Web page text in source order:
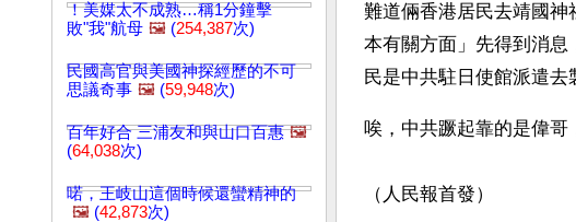
！美媒太不成熟…稱1分鐘擊
敗"我"航母 🖼️ (254,387次)
民國高官與美國神探經歷的不可
思議奇事 🖼️ (59,948次)
百年好合 三浦友和與山口百惠 🖼️
(64,038次)
喏，王岐山這個時候還蠻精神的
🖼️ (42,873次)
難道倆香港居民去靖國神
本有關方面」先得到消
民是中共駐日使館派遣去
唉，中共蹶起靠的是偉
（人民報首發）